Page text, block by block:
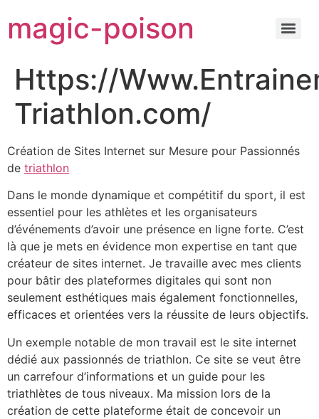
magic-poison
Https://
Triathlon.com/
Création de Sites Internet sur Mesure pour Passionnés
de triathlon
Dans le monde dynamique et compétitif du sport, il est
essentiel pour les athlètes et les organisateurs
d’événements d’avoir une présence en ligne forte. C’est
là que je mets en évidence mon expertise en tant que
créateur de sites internet. Je travaille avec mes clients
pour bâtir des plateformes digitales qui sont non
seulement esthétiques mais également fonctionnelles,
efficaces et orientées vers la réussite de leurs objectifs.
Un exemple notable de mon travail est le site internet
dédié aux passionnés de triathlon. Ce site se veut être
un carrefour d’informations et un guide pour les
triathlètes de tous niveaux. Ma mission lors de la
création de cette plateforme était de concevoir un